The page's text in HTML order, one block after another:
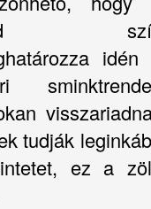
idén
tudják
ez a